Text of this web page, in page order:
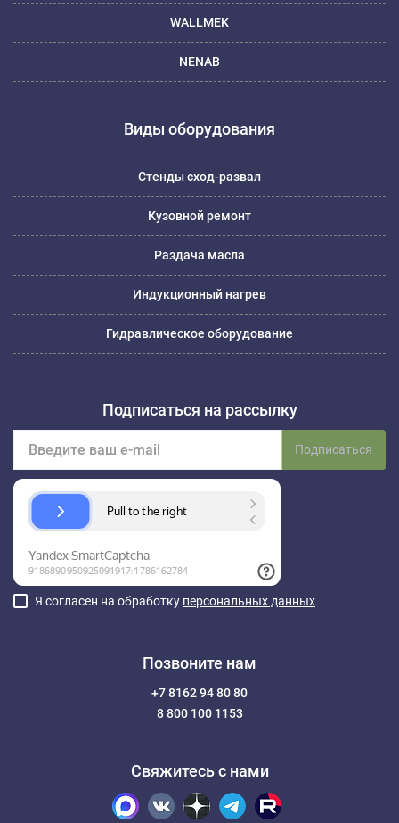
WALLMEK
NENAB
Виды оборудования
Стенды сход-развал
Кузовной ремонт
Раздача масла
Индукционный нагрев
Гидравлическое оборудование
Подписаться на рассылку
Подписаться
Я согласен на обработку персональных данных
Позвоните нам
+7 8162 94 80 80
8 800 100 1153
Свяжитесь с нами